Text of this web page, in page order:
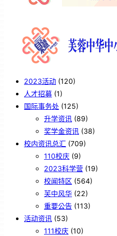
2023活动 (120)
人才招募 (1)
国际事务处 (125)
升学资讯 (89)
奖学金资讯 (38)
校内资讯总汇 (709)
110校庆 (9)
2023科学营 (19)
校闻特区 (564)
芙中风华 (22)
重要公告 (113)
活动资讯 (53)
111校庆 (10)